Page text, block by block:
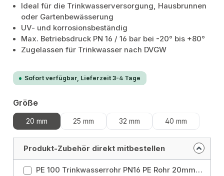
Ideal für die Trinkwasserversorgung, Hausbrunnen
oder Gartenbewässerung
UV- und korrosionsbeständig
Max. Betriebsdruck PN 16 / 16 bar bei -20° bis +80°
Zugelassen für Trinkwasser nach DVGW
Sofort verfügbar, Lieferzeit 3-4 Tage
Größeauswählen
20 mm 25 mm 32 mm 40 mm
Produkt-Zubehör direkt mitbestellen
PE 100 Trinkwasserrohr PN16 PE Rohr 20mm 1/2" 50m DVGW Größe: Ø20 mm x 50 m